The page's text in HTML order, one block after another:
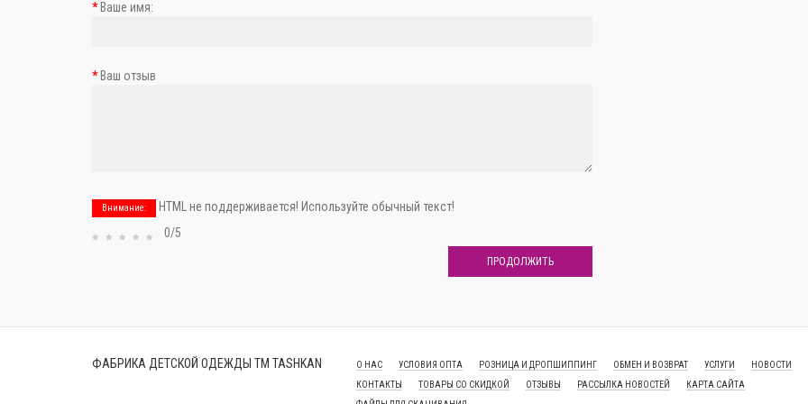
Ваше имя:
Ваш отзыв
Внимание:
HTML не поддерживается! Используйте обычный текст!
0/5
ПРОДОЛЖИТЬ
ФАБРИКА ДЕТСКОЙ ОДЕЖДЫ ТМ TASHKAN О НАС УСЛОВИЯ ОПТА РОЗНИЦА И ДРОПШИППИНГ ОБМЕН И ВОЗВРАТ УСЛУГИ НОВОСТИ
КОНТАКТЫ
ТОВАРЫ СО СКИДКОЙ ОТЗЫВЫ РАССЫЛКА НОВОСТЕЙ
КАРТА САЙТА